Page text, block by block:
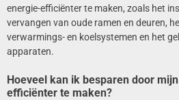
energie-efficiënter te maken, zoals het
vervangen van oude ramen en deuren,
verwarmings- en koelsystemen en het
apparaten.
Hoeveel kan ik besparen door
efficiënter te maken?